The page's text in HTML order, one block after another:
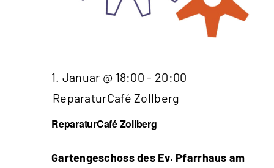
ReparaturCafé Zollberg
1. Januar @ 18:00 - 20:00
ReparaturCafé Zollberg
Gartengeschoss des Ev. Pfarrhaus am